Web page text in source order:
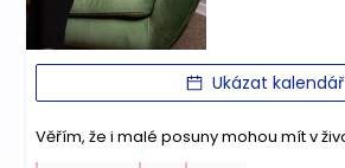
Ukázat kalendář
Věřím, že i malé posuny mohou mít v